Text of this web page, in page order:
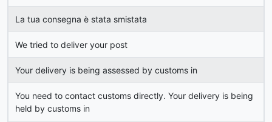
La tua consegna è stata smistata
We tried to deliver your post
Your delivery is being assessed by customs in
You need to contact customs directly. Your delivery is being
held by customs in